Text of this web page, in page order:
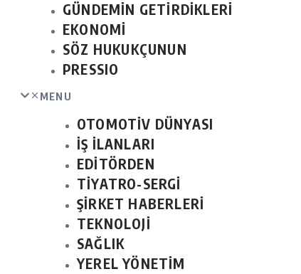
GÜNDEMİN GETİRDİKLERİ
EKONOMİ
SÖZ HUKUKÇUNUN
PRESSIO
MENU
OTOMOTİV DÜNYASI
İŞ İLANLARI
EDİTÖRDEN
TİYATRO-SERGİ
ŞİRKET HABERLERİ
TEKNOLOJİ
SAĞLIK
YEREL YÖNETİM